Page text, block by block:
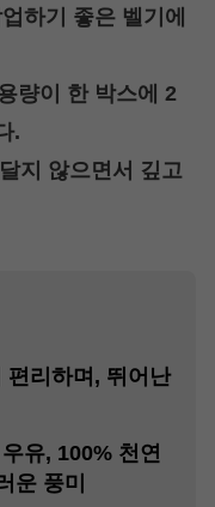
하기 좋은 벨기에
량이 한 박스에 2
.
지 않으면서 깊고
편리하며, 뛰어난
유, 100% 천연
운 풍미